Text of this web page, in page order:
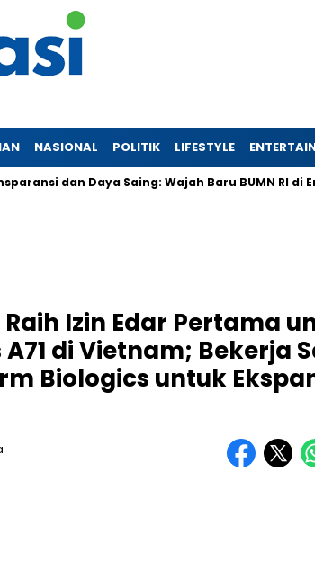
NASIONAL POLITIK LIFESTYLE
dan Daya Saing: Wajah Baru BUMN RI di Era
Raih Izin Edar Pertama
di Vietnam; Bekerja
Biologics untuk